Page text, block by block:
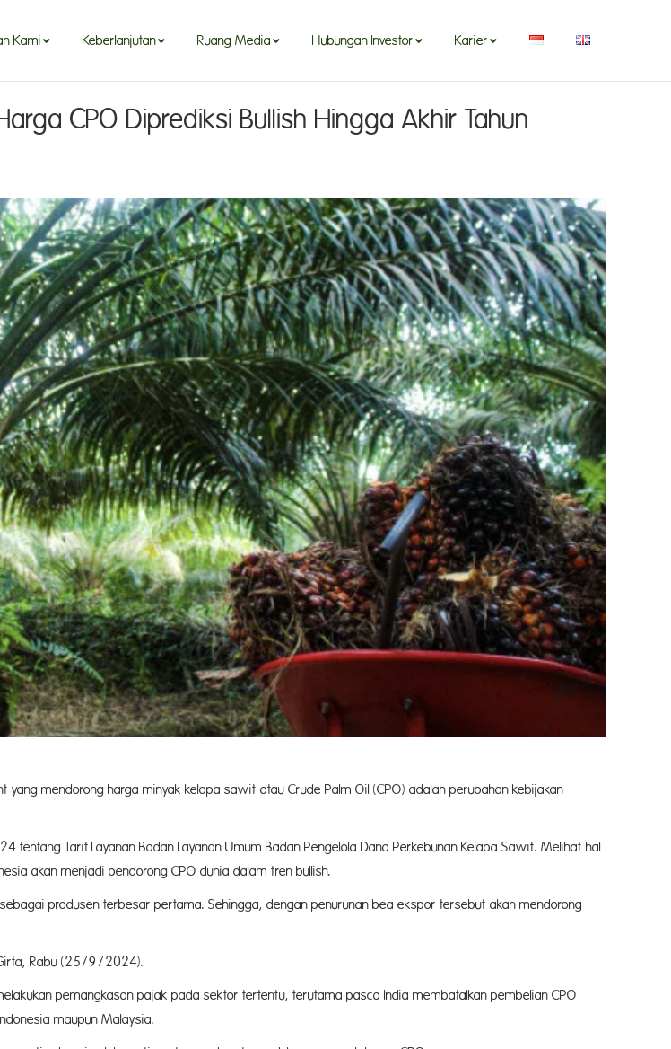
Kami Keberlanjutan Ruang Media Hubungan Investor Karier
CPO Diprediksi Bullish Hingga Akhir Tahun
mendorong harga minyak kelapa sawit atau Crude Palm Oil (CPO) adalah perubahan kebijakan
Tarif Layanan Badan Layanan Umum Badan Pengelola Dana Perkebunan Kelapa Sawit. Melihat hal
akan menjadi pendorong CPO dunia dalam tren bullish.
produsen terbesar pertama. Sehingga, dengan penurunan bea ekspor tersebut akan mendorong
Girta, Rabu (25/9/2024).
pemangkasan pajak pada sektor tertentu, terutama pasca India membatalkan pembelian CPO
maupun Malaysia.